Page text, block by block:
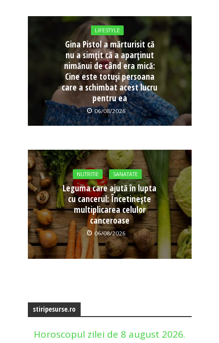
LIFESTYLE
Gina Pistol a mărturisit că
nu a simțit că a aparținut
nimănui de când era mică:
Cine este totuși persoana
care a schimbat acest lucru
pentru ea
06/08/2026
NUTRITIE SANATATE
Leguma care ajută în lupta
cu cancerul: Încetinește
multiplicarea celulor
canceroase
06/08/2026
stiripesurse.ro
Horoscopul zilei de 8 august 2026.